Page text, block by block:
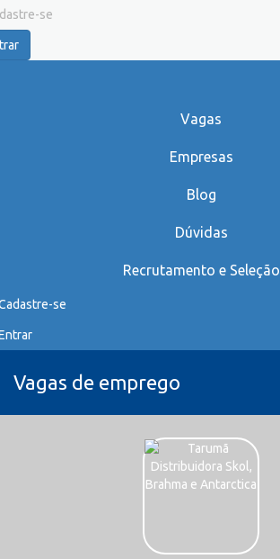
se
Vagas
Empresas
Blog
Dúvidas
Recrutamento e Seleção
se
Vagas de emprego